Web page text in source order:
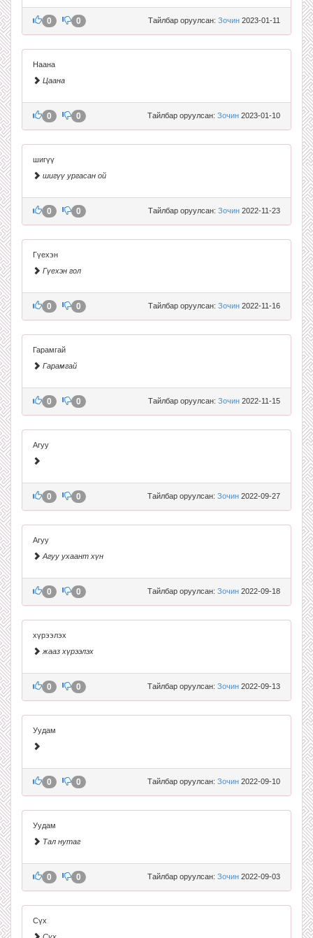
Тайлбар оруулсан: Зочин 2023-01-11
0 0
Наана
Цаана
Тайлбар оруулсан: Зочин 2023-01-10
0 0
шигүү
шигүү ургасан ой
Тайлбар оруулсан: Зочин 2022-11-23
0 0
Гүехэн
Гүехэн гол
Тайлбар оруулсан: Зочин 2022-11-16
0 0
Гарамгай
Гарамгай
Тайлбар оруулсан: Зочин 2022-11-15
0 0
Агуу
Тайлбар оруулсан: Зочин 2022-09-27
0 0
Агуу
Агуу ухаант хүн
Тайлбар оруулсан: Зочин 2022-09-18
0 0
хүрээлэх
жааз хүрээлэх
Тайлбар оруулсан: Зочин 2022-09-13
0 0
Уудам
Тайлбар оруулсан: Зочин 2022-09-10
0 0
Уудам
Тал нутаг
Тайлбар оруулсан: Зочин 2022-09-03
0 0
Сүх